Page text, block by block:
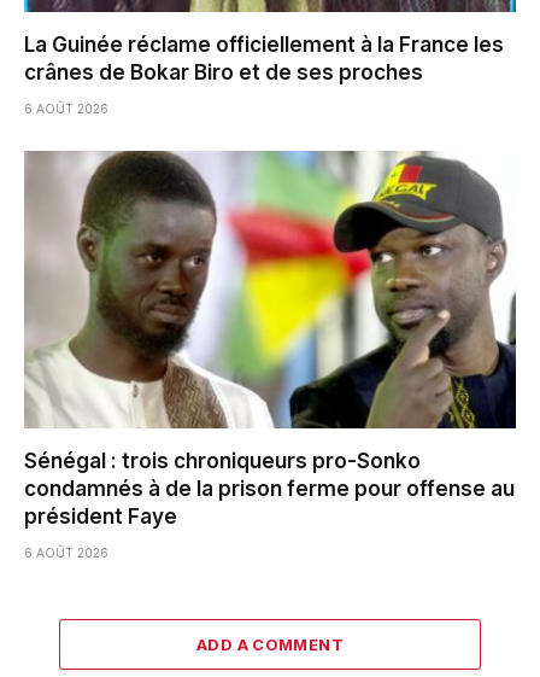
La Guinée réclame officiellement à la France les
crânes de Bokar Biro et de ses proches
6 AOÛT 2026
Sénégal : trois chroniqueurs pro-Sonko
condamnés à de la prison ferme pour offense au
président Faye
6 AOÛT 2026
ADD A COMMENT